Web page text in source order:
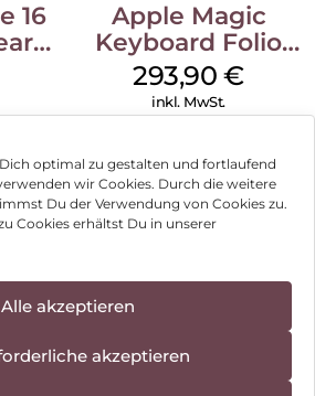
optimal zu gestalten und fortlaufend
wir Cookies. Durch die weitere
Du der Verwendung von Cookies zu.
Cookies erhältst Du in unserer
Alle akzeptieren
akzeptieren
16
Apple Magic
Keyboard Folio
iPad 10.9″ (10.Gen.)
Weiß
293,90€
inkl. MwSt.